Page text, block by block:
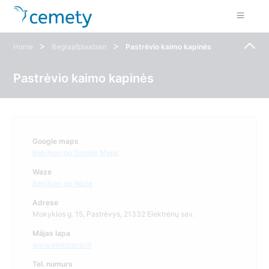
Home > Begraafplaatsen > Pastrėvio kaimo kapinės
Pastrėvio kaimo kapinės
Google maps
Bekijken op Google Maps
Waze
Bekijken op Waze
Adrese
Mokyklos g. 15, Pastrėvys, 21332 Elektrėnų sav.
Mājas lapa
www.elektrenai.lt
Tel. numurs